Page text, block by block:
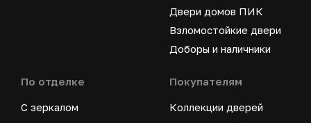
Двери домов ПИК
Взломостойкие двери
Доборы и наличники
По отделке
С зеркалом
Покупателям
Коллекции дверей